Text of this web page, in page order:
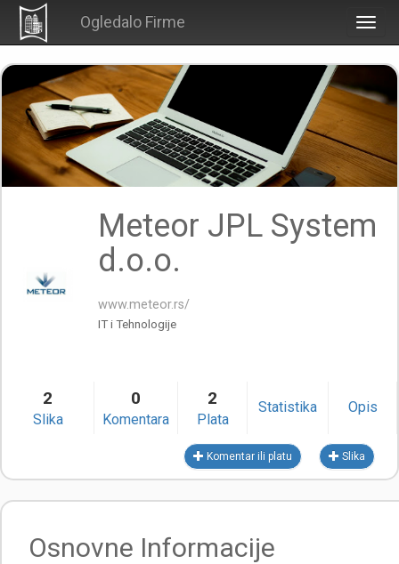
Ogledalo Firme
Meteor JPL System
d.o.o.
www.meteor.rs/
IT i Tehnologije
2
Slika
0
Komentara
2
Plata
Statistika Opis
Komentar ili platu Slika
Osnovne Informacije